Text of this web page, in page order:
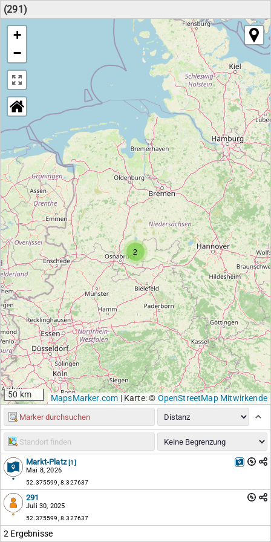
(291)
2
+
−
50 km MapsMarker.com |Karte: © OpenStreetMap Mitwirkende
Markt-Platz [1]
Mai 8, 2026
52.375599, 8.327637
291
Juli 30, 2025
52.375599, 8.327637
2 Ergebnisse